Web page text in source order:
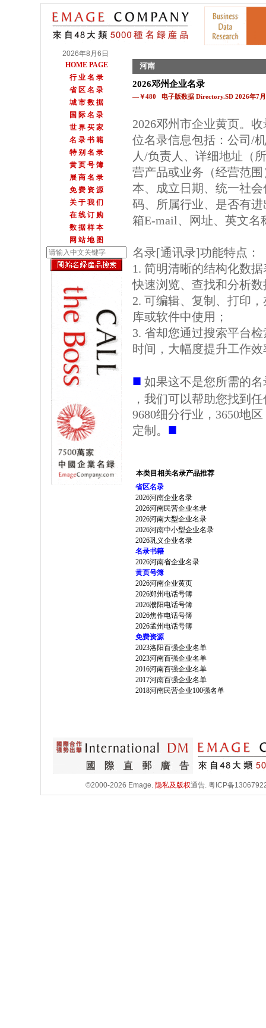
2026年8月6日
HOME PAGE
行 业 名 录
省 区 名 录
城 市 数 据
国 际 名 录
世 界 买 家
名 录 书 籍
特 别 名 录
黄 页 号 簿
展 商 名 录
免 费 资 源
关 于 我 们
在 线 订 购
数 据 样 本
网 站 地 图
河南
2026邓州企业名录
—￥480 电子版数据 Directory.SD 2026年7
2026邓州市企业黄页。
位名录信息包括：公司/
人/负责人、详细地址（
营产品或业务（经营范
本、成立日期、统一社
码、所属行业、是否有
箱E-mail、网址、英文名
名录[通讯录]功能特点：
1. 简明清晰的结构化数
快速浏览、查找和分析数
2. 可编辑、复制、打印
库或软件中使用；
3. 省却您通过搜索平台
时间，大幅度提升工作效
■ 如果这不是您所需的
，我们可以帮助您找到
9680细分行业，3650地
定制。 ■
本类目相关名录产品推荐
省区名录
2026河南企业名录
2026河南民营企业名录
2026河南大型企业名录
2026河南中小型企业名录
2026巩义企业名录
名录书籍
2026河南省企业名录
黄页号簿
2026河南企业黄页
2026郑州电话号簿
2026濮阳电话号簿
2026焦作电话号簿
2026孟州电话号簿
免费资源
2023洛阳百强企业名单
2023河南百强企业名单
2016河南百强企业名单
2017河南百强企业名单
2018河南民营企业100强名单
©2000-2026 Emage. 隐私及版权通告. 粤ICP备